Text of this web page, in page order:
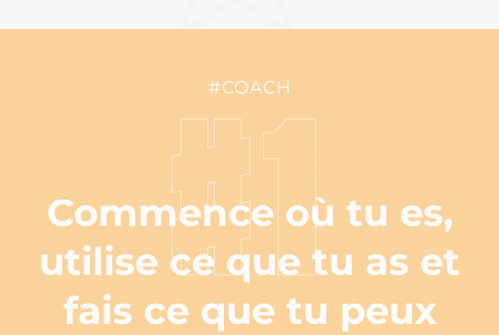
#COACH
#1
Commence où tu es,
utilise ce que tu as et
fais ce que tu peux